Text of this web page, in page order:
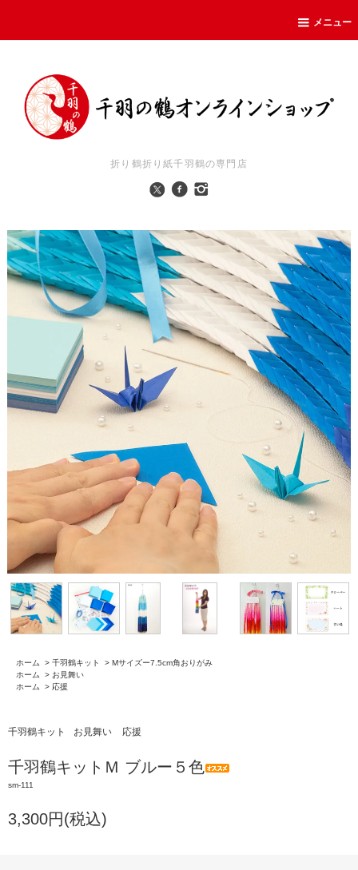
メニュー
折り鶴折り紙千羽鶴の専門店
ホーム > 千羽鶴キット > Mサイズー7.5cm角おりがみ
ホーム
> お見舞い
ホーム
> 応援
千羽鶴キット お見舞い 応援
千羽鶴キットＭ ブルー５色
sm-111
3,300円(税込)